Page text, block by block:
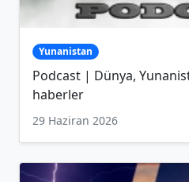
Yunanistan
Podcast | Dünya,
haberler
29 Haziran 2026